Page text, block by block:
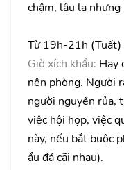
chậm, lâu la nhưng
Từ 19h-21h
Giờ xích khẩu: Hay
nên phòng. Người
người nguyền rủa,
việc hội họp, việc
này, nếu bắt buộc
ẩu đả cãi nhau).